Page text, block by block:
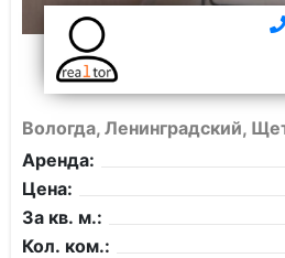
Вологда, Ленинградский,
Аренда:
Цена:
За кв. м.:
Кол. ком.: